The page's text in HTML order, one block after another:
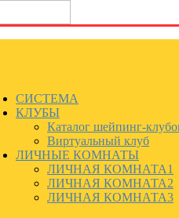
СИСТЕМА
КЛУБЫ
Каталог шейпинг-
Виртуальный клуб
ЛИЧНЫЕ КОМНАТЫ
ЛИЧНАЯ КОМНАТА1
ЛИЧНАЯ КОМНАТА2
ЛИЧНАЯ КОМНАТА3